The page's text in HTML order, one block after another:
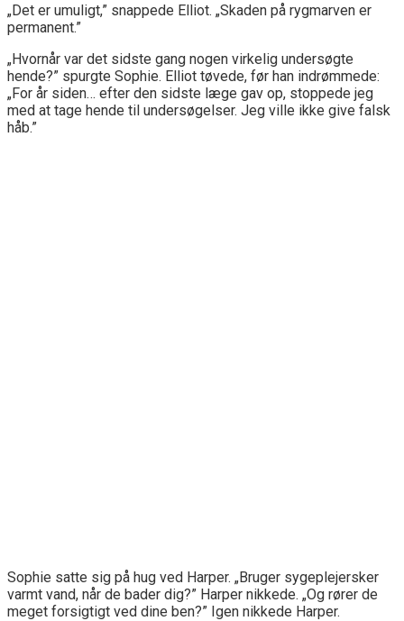
„Det er umuligt,” snappede Elliot. „Skaden på rygmarven er
permanent.”
„Hvornår var det sidste gang nogen virkelig undersøgte
hende?” spurgte Sophie. Elliot tøvede, før han indrømmede:
„For år siden… efter den sidste læge gav op, stoppede jeg
med at tage hende til undersøgelser. Jeg ville ikke give falsk
håb.”
Sophie satte sig på hug ved Harper. „Bruger sygeplejersker
varmt vand, når de bader dig?” Harper nikkede. „Og rører de
meget forsigtigt ved dine ben?” Igen nikkede Harper.